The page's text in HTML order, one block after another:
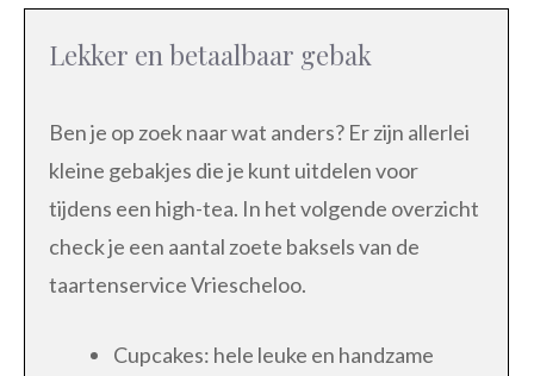
Lekker en betaalbaar gebak
Ben je op zoek naar wat anders? Er zijn allerlei
kleine gebakjes die je kunt uitdelen voor
tijdens een high-tea. In het volgende overzicht
check je een aantal zoete baksels van de
taartenservice Vriescheloo.
Cupcakes: hele leuke en handzame